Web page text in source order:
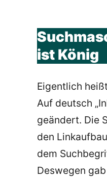
ist König
Eigentlich
Auf deutsch
geändert. Die
den
dem
Deswegen